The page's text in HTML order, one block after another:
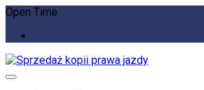
Open Time